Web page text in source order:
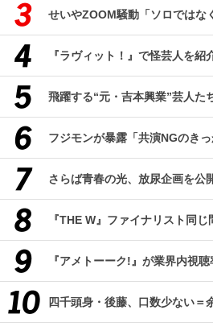
せいやZOOM騒動「ソロではな
『ラヴィット！』で怪芸人を紹
飛躍する“元・吉本興業”芸人た
フジモンが暴露「共演NGのき
さらば青春の光、放尿企画を公
『THE W』ファイナリスト同じ
『アメトーーク!』が業界内視
四千頭身・後藤、口数少ない＝